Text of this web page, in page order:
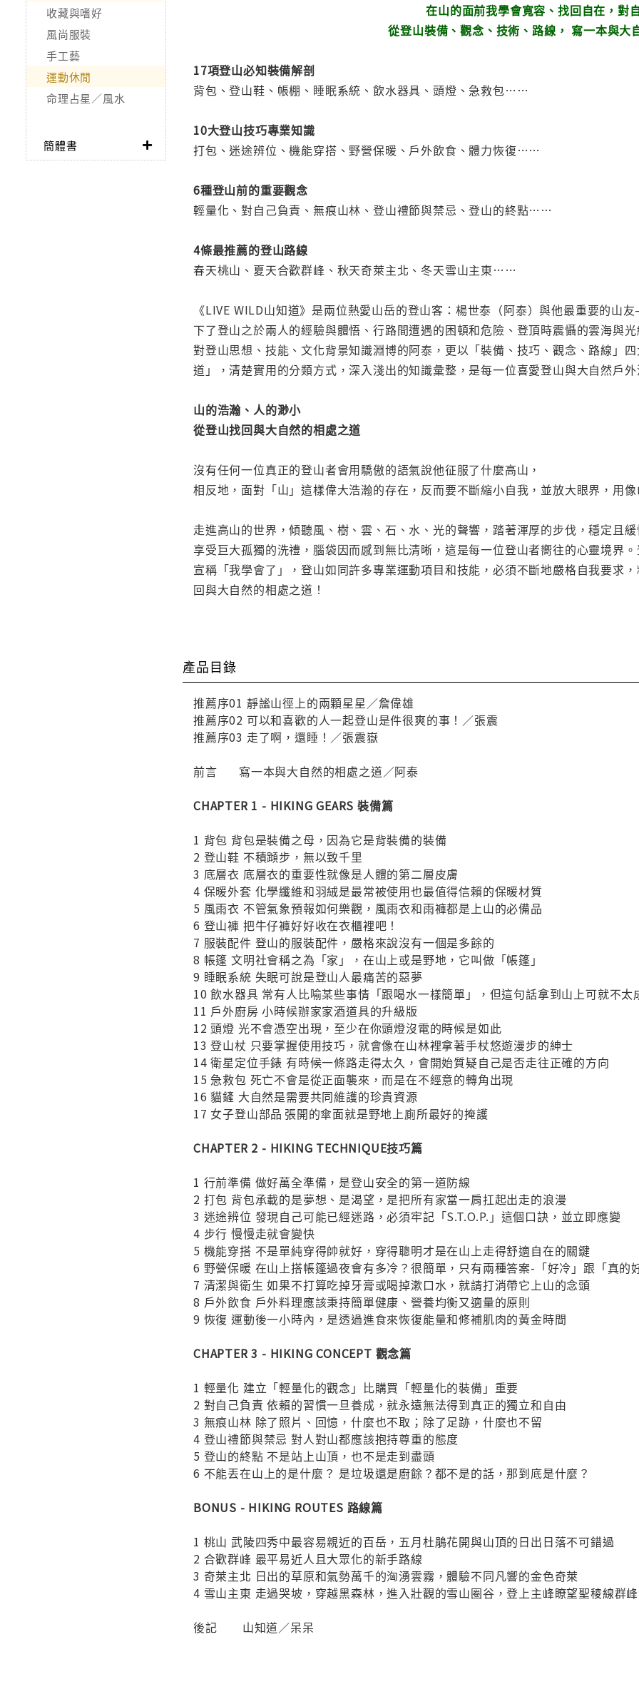
收藏與嗜好
風尚服裝
手工藝
運動休閒
命理占星／風水
簡體書
在山的面前我學會寬容、找回自在，對
從登山裝備、觀念、技術、路線， 寫一本與大
17項登山必知裝備解剖
背包、登山鞋、帳棚、睡眠系統、飲水器具、頭燈、急救包……
10大登山技巧專業知識
打包、迷途辨位、機能穿搭、野營保暖、戶外飲食、體力恢復……
6種登山前的重要觀念
輕量化、對自己負責、無痕山林、登山禮節與禁忌、登山的終點……
4條最推薦的登山路線
春天桃山、夏天合歡群峰、秋天奇萊主北、冬天雪山主東……
《LIVE WILD山知道》是兩位熱愛山岳的登山客：楊世泰（阿泰）與他最重要的山
下了登山之於兩人的經驗與體悟、行路間遭遇的困頓和危險、登頂時震懾的雲海與
對登山思想、技能、文化背景知識淵博的阿泰，更以「裝備、技巧、觀念、路線」
道」，清楚實用的分類方式，深入淺出的知識彙整，是每一位喜愛登山與大自然戶
山的浩瀚、人的渺小
從登山找回與大自然的相處之道
沒有任何一位真正的登山者會用驕傲的語氣說他征服了什麼高山，
相反地，面對「山」這樣偉大浩瀚的存在，反而要不斷縮小自我，並放大眼界，用
走進高山的世界，傾聽風、樹、雲、石、水、光的聲響，踏著渾厚的步伐，穩定且
享受巨大孤獨的洗禮，腦袋因而感到無比清晰，這是每一位登山者嚮往的心靈境界
宣稱「我學會了」，登山如同許多專業運動項目和技能，必須不斷地嚴格自我要求
回與大自然的相處之道！
產品目錄
推薦序01 靜謐山徑上的兩顆星星／詹偉雄
推薦序02 可以和喜歡的人一起登山是件很爽的事！／張震
推薦序03 走了啊，還睡！／張震嶽
前言
寫一本與大自然的相處之道／阿泰
CHAPTER 1 - HIKING GEARS 裝備篇
1 背包 背包是裝備之母，因為它是背裝備的裝備
2 登山鞋 不積蹞步，無以致千里
3 底層衣 底層衣的重要性就像是人體的第二層皮膚
4 保暖外套 化學纖維和羽絨是最常被使用也最值得信賴的保暖材質
5 風雨衣 不管氣象預報如何樂觀，風雨衣和雨褲都是上山的必備品
6 登山褲 把牛仔褲好好收在衣櫃裡吧！
7 服裝配件 登山的服裝配件，嚴格來說沒有一個是多餘的
8 帳篷 文明社會稱之為「家」，在山上或是野地，它叫做「帳篷」
9 睡眠系統 失眠可說是登山人最痛苦的惡夢
10 飲水器具 常有人比喻某些事情「跟喝水一樣簡單」，但這句話拿到山上可就不
11 戶外廚房 小時候辦家家酒道具的升級版
12 頭燈 光不會憑空出現，至少在你頭燈沒電的時候是如此
13 登山杖 只要掌握使用技巧，就會像在山林裡拿著手杖悠遊漫步的紳士
14 衛星定位手錶 有時候一條路走得太久，會開始質疑自己是否走往正確的方向
15 急救包 死亡不會是從正面襲來，而是在不經意的轉角出現
16 貓鏟 大自然是需要共同維護的珍貴資源
17 女子登山部品 張開的傘面就是野地上廁所最好的掩護
CHAPTER 2 - HIKING TECHNIQUE技巧篇
1 行前準備 做好萬全準備，是登山安全的第一道防線
2 打包 背包承載的是夢想、是渴望，是把所有家當一肩扛起出走的浪漫
3 迷途辨位 發現自己可能已經迷路，必須牢記「S.T.O.P.」這個口訣，並立即應變
4 步行 慢慢走就會變快
5 機能穿搭 不是單純穿得帥就好，穿得聰明才是在山上走得舒適自在的關鍵
6 野營保暖 在山上搭帳篷過夜會有多冷？很簡單，只有兩種答案-「好冷」跟「真的
7 清潔與衛生 如果不打算吃掉牙膏或喝掉漱口水，就請打消帶它上山的念頭
8 戶外飲食 戶外料理應該秉持簡單健康、營養均衡又適量的原則
9 恢復 運動後一小時內，是透過進食來恢復能量和修補肌肉的黃金時間
CHAPTER 3 - HIKING CONCEPT 觀念篇
1 輕量化 建立「輕量化的觀念」比購買「輕量化的裝備」重要
2 對自己負責 依賴的習慣一旦養成，就永遠無法得到真正的獨立和自由
3 無痕山林 除了照片、回憶，什麼也不取；除了足跡，什麼也不留
4 登山禮節與禁忌 對人對山都應該抱持尊重的態度
5 登山的終點 不是站上山頂，也不是走到盡頭
6 不能丟在山上的是什麼？ 是垃圾還是廚餘？都不是的話，那到底是什麼？
BONUS - HIKING ROUTES 路線篇
1 桃山 武陵四秀中最容易親近的百岳，五月杜鵑花開與山頂的日出日落不可錯過
2 合歡群峰 最平易近人且大眾化的新手路線
3 奇萊主北 日出的草原和氣勢萬千的洶湧雲霧，體驗不同凡響的金色奇萊
4 雪山主東 走過哭坡，穿越黑森林，進入壯觀的雪山圈谷，登上主峰瞭望聖稜線群
後記
山知道／呆呆